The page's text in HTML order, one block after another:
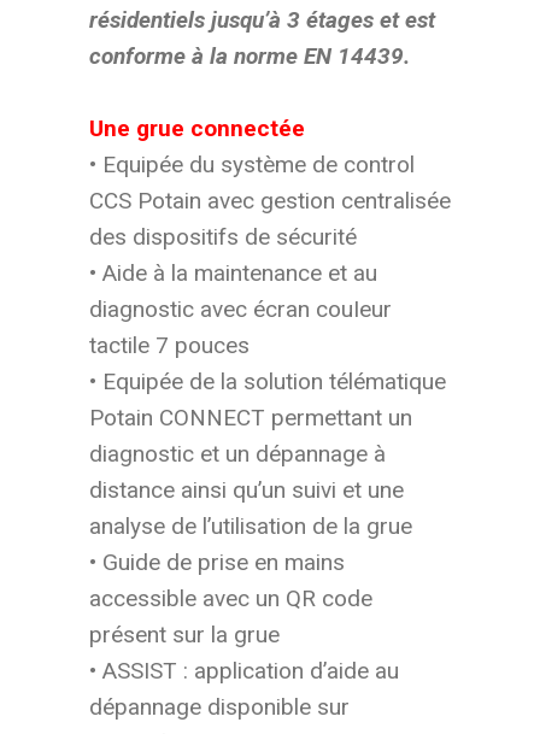
résidentiels jusqu’à 3 étages et est
conforme à la norme EN 14439.
Une grue connectée
• Equipée du système de control
CCS Potain avec gestion centralisée
des dispositifs de sécurité
• Aide à la maintenance et au
diagnostic avec écran couIeur
tactile 7 pouces
• Equipée de la solution télématique
Potain CONNECT permettant un
diagnostic et un dépannage à
distance ainsi qu’un suivi et une
analyse de l’utilisation de la grue
• Guide de prise en mains
accessible avec un QR code
présent sur la grue
• ASSIST : application d’aide au
dépannage disponible sur